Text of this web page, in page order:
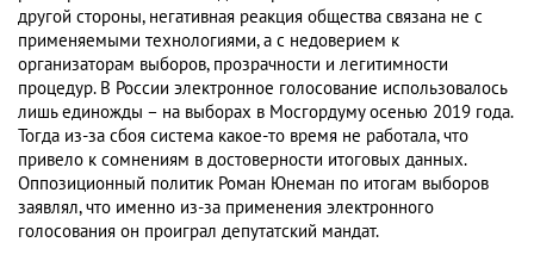
другой стороны, негативная реакция общества связана не с
применяемыми технологиями, а с недоверием к
организаторам выборов, прозрачности и легитимности
процедур. В России электронное голосование использовалось
лишь единожды – на выборах в Мосгордуму осенью 2019 года.
Тогда из-за сбоя система какое-то время не работала, что
привело к сомнениям в достоверности итоговых данных.
Оппозиционный политик Роман Юнеман по итогам выборов
заявлял, что именно из-за применения электронного
голосования он проиграл депутатский мандат.